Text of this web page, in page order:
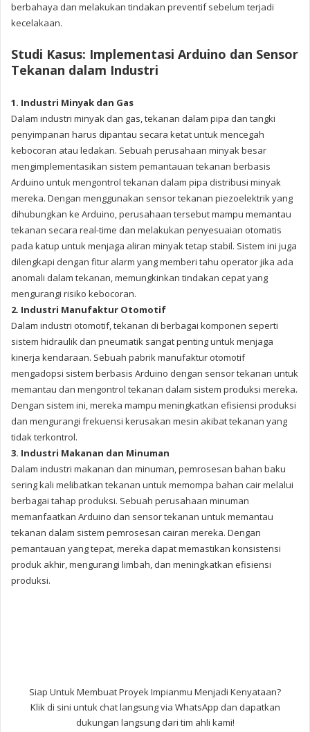
berbahaya dan melakukan tindakan preventif sebelum terjadi
kecelakaan.
Studi Kasus: Implementasi Arduino dan Sensor
Tekanan dalam Industri
1. Industri Minyak dan Gas
Dalam industri minyak dan gas, tekanan dalam pipa dan tangki
penyimpanan harus dipantau secara ketat untuk mencegah
kebocoran atau ledakan. Sebuah perusahaan minyak besar
mengimplementasikan sistem pemantauan tekanan berbasis
Arduino untuk mengontrol tekanan dalam pipa distribusi minyak
mereka. Dengan menggunakan sensor tekanan piezoelektrik yang
dihubungkan ke Arduino, perusahaan tersebut mampu memantau
tekanan secara real-time dan melakukan penyesuaian otomatis
pada katup untuk menjaga aliran minyak tetap stabil. Sistem ini juga
dilengkapi dengan fitur alarm yang memberi tahu operator jika ada
anomali dalam tekanan, memungkinkan tindakan cepat yang
mengurangi risiko kebocoran.
2. Industri Manufaktur Otomotif
Dalam industri otomotif, tekanan di berbagai komponen seperti
sistem hidraulik dan pneumatik sangat penting untuk menjaga
kinerja kendaraan. Sebuah pabrik manufaktur otomotif
mengadopsi sistem berbasis Arduino dengan sensor tekanan untuk
memantau dan mengontrol tekanan dalam sistem produksi mereka.
Dengan sistem ini, mereka mampu meningkatkan efisiensi produksi
dan mengurangi frekuensi kerusakan mesin akibat tekanan yang
tidak terkontrol.
3. Industri Makanan dan Minuman
Dalam industri makanan dan minuman, pemrosesan bahan baku
sering kali melibatkan tekanan untuk memompa bahan cair melalui
berbagai tahap produksi. Sebuah perusahaan minuman
memanfaatkan Arduino dan sensor tekanan untuk memantau
tekanan dalam sistem pemrosesan cairan mereka. Dengan
pemantauan yang tepat, mereka dapat memastikan konsistensi
produk akhir, mengurangi limbah, dan meningkatkan efisiensi
produksi.
Siap Untuk Membuat Proyek Impianmu Menjadi Kenyataan?
Klik di sini untuk chat langsung via WhatsApp dan dapatkan
dukungan langsung dari tim ahli kami!